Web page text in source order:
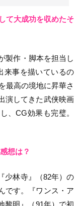
て大成功を収めたそ
製作・脚本を担当し
来事を描いているの
最高の境地に昇華さ
演してきた武侠映画
、CG効果も完璧。
想は？
少林寺』（82年）の
です。『ワンス・ア
黎明』（91年）で初